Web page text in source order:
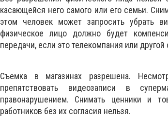
касающейся него самого или его семьи.
этом человек может запросить убрать
физическое лицо должно будет
передачи, если это телекомпания или
Съемка в магазинах разрешена.
препятствовать видеозаписи в
правонарушением. Снимать ценники и
работников без их согласия нельзя.